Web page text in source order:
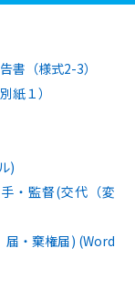
書（様式2-3）
紙１）
)
・監督(交代（変
・棄権届) (Word